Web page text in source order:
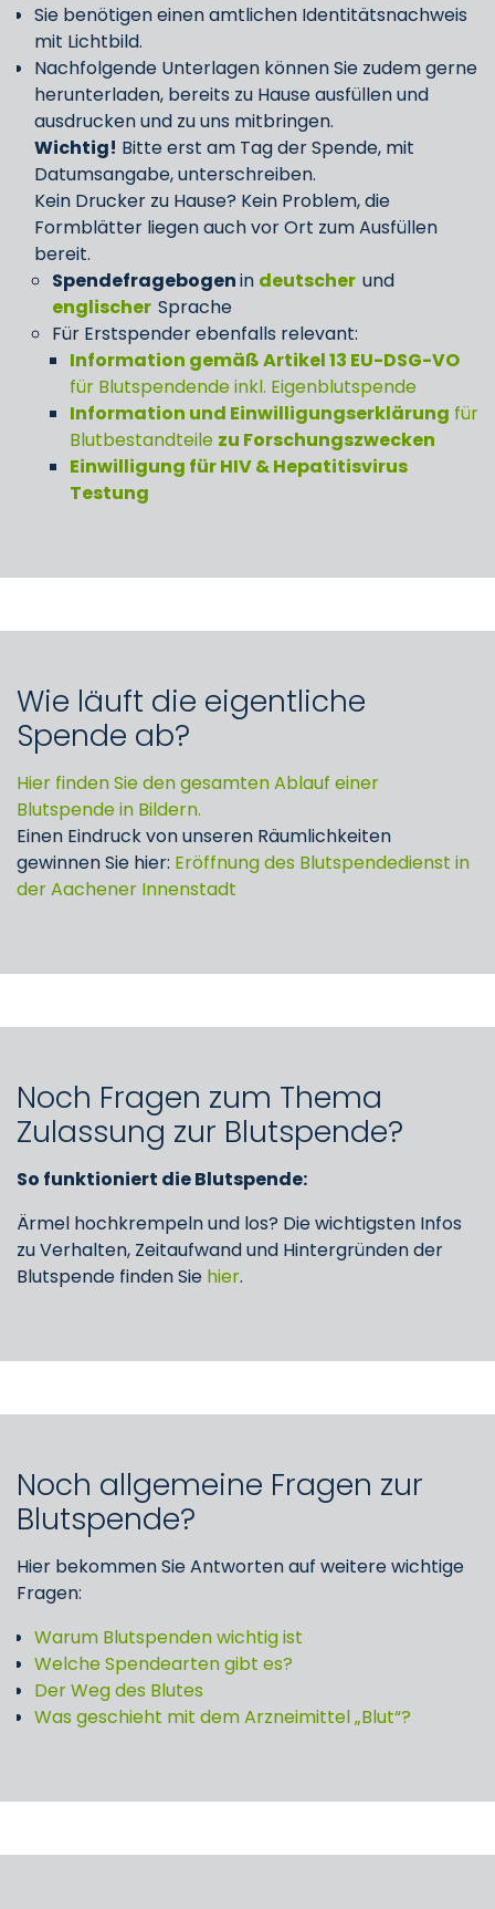
Sie benötigen einen amtlichen Identitätsnachweis
mit Lichtbild.
Nachfolgende Unterlagen können Sie zudem gerne
herunterladen, bereits zu Hause ausfüllen und
ausdrucken und zu uns mitbringen.
Wichtig! Bitte erst am Tag der Spende, mit
Datumsangabe, unterschreiben.
Kein Drucker zu Hause? Kein Problem, die
Formblätter liegen auch vor Ort zum Ausfüllen
bereit.
Spendefragebogenin deutscher und
englischer Sprache
Für Erstspender ebenfalls relevant:
Information gemäß Artikel 13 EU-DSG-VO
für Blutspendende inkl. Eigenblutspende
Information und Einwilligungserklärung für
Blutbestandteile zu Forschungszwecken
Einwilligung für HIV & Hepatitisvirus
Testung
Wie läuft die eigentliche
Spende ab?
Hier finden Sie den gesamten Ablauf einer
Blutspende in Bildern.
Einen Eindruck von unseren Räumlichkeiten
gewinnen Sie hier: Eröffnung des Blutspendedienst in
der Aachener Innenstadt
Noch Fragen zum Thema
Zulassung zur Blutspende?
So funktioniert die Blutspende:
Ärmel hochkrempeln und los? Die wichtigsten Infos
zu Verhalten, Zeitaufwand und Hintergründen der
Blutspende finden Sie hier.
Noch allgemeine Fragen zur
Blutspende?
Hier bekommen Sie Antworten auf weitere wichtige
Fragen:
Warum Blutspenden wichtig ist
Welche Spendearten gibt es?
Der Weg des Blutes
Was geschieht mit dem Arzneimittel „Blut“?